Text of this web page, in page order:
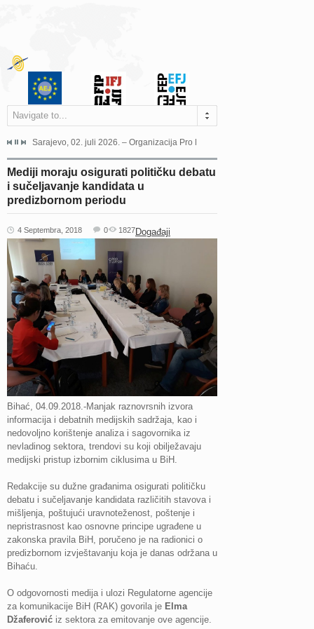
Navigate to...
Grada Sarajeva povodom Dana Sarajeva dugogodišnjoj...
Sarajevo, 02. juli 2026. – Organizacija Pro Educa juče je uspješno
Mediji moraju osigurati političku debatu
i sučeljavanje kandidata u
predizbornom periodu
4 Septembra, 2018 Događaji
0 1827
Bihać, 04.09.2018.-Manjak raznovrsnih izvora
informacija i debatnih medijskih sadržaja, kao i
nedovoljno korištenje analiza i sagovornika iz
nevladinog sektora, trendovi su koji obilježavaju
medijski pristup izbornim ciklusima u BiH.
Redakcije su dužne građanima osigurati političku
debatu i sučeljavanje kandidata različitih stavova i
mišljenja, poštujući uravnoteženost, poštenje i
nepristrasnost kao osnovne principe ugrađene u
zakonska pravila BiH, poručeno je na radionici o
predizbornom izvještavanju koja je danas održana u
Bihaću.
O odgovornosti medija i ulozi Regulatorne agencije
za komunikacije BiH (RAK) govorila je Elma
Džaferović iz sektora za emitovanje ove agencije.